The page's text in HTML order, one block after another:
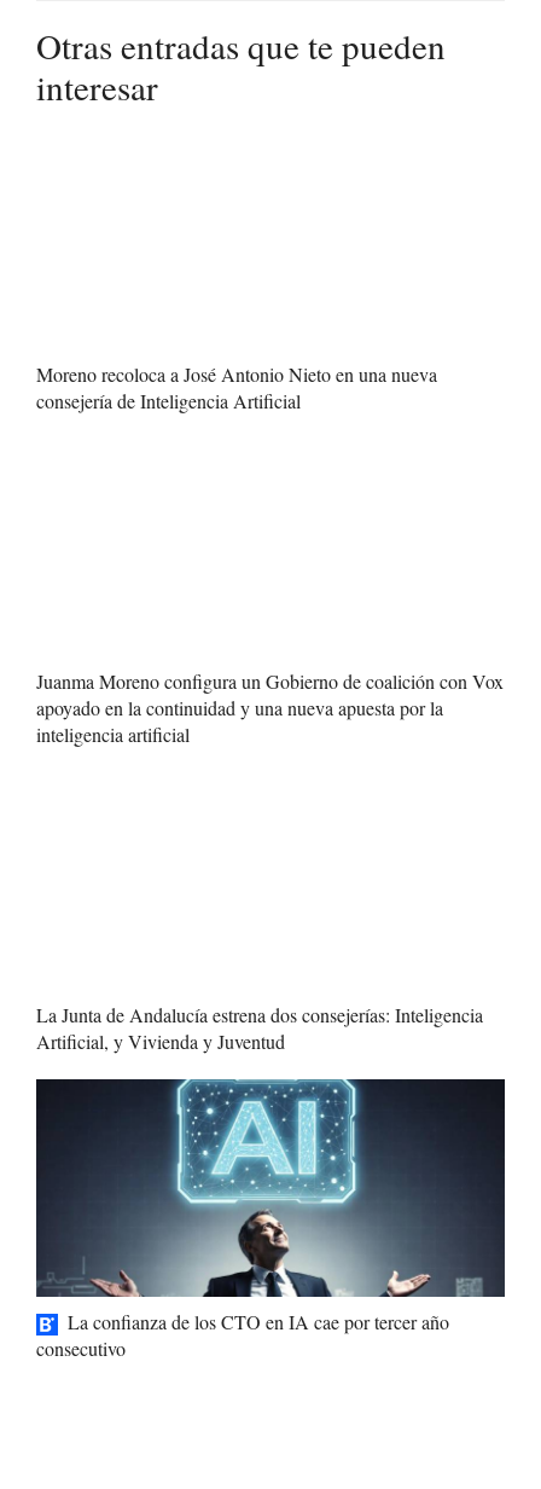
Otras entradas que te pueden
interesar
Moreno recoloca a José Antonio Nieto en una nueva
consejería de Inteligencia Artificial
Juanma Moreno configura un Gobierno de coalición con Vox
apoyado en la continuidad y una nueva apuesta por la
inteligencia artificial
La Junta de Andalucía estrena dos consejerías: Inteligencia
Artificial, y Vivienda y Juventud
La confianza de los CTO en IA cae por tercer año
consecutivo